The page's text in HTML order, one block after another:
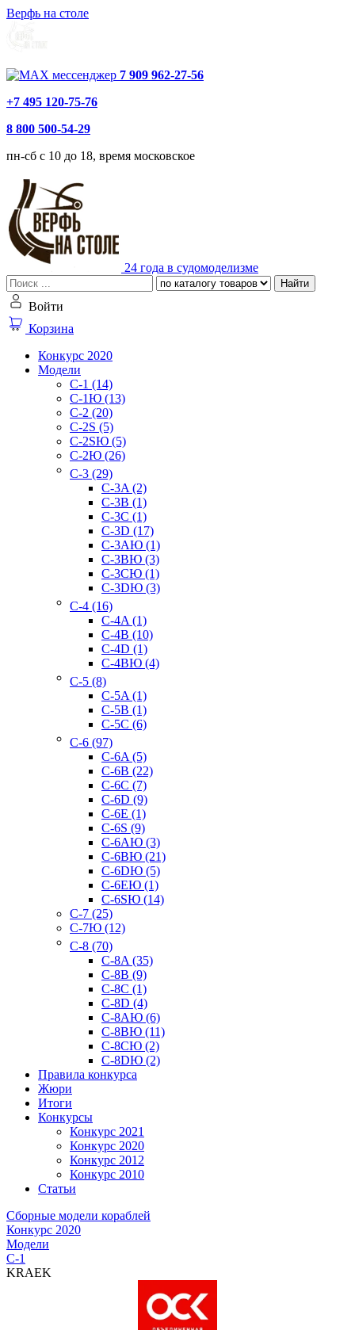
Верфь на столе
7 909 962-27-56
+7 495 120-75-76
8 800 500-54-29
пн-сб с 10 до 18, время московское
24 года в судомоделизме
Найти
Войти
Корзина
Конкурс 2020
Модели
C-1 (14)
C-1Ю (13)
C-2 (20)
C-2S (5)
C-2SЮ (5)
C-2Ю (26)
C-3 (29)
C-3A (2)
C-3B (1)
C-3C (1)
C-3D (17)
C-3AЮ (1)
C-3BЮ (3)
C-3CЮ (1)
C-3DЮ (3)
C-4 (16)
C-4A (1)
C-4B (10)
C-4D (1)
C-4BЮ (4)
C-5 (8)
C-5A (1)
C-5B (1)
C-5C (6)
C-6 (97)
C-6A (5)
C-6B (22)
C-6C (7)
C-6D (9)
C-6E (1)
C-6S (9)
C-6AЮ (3)
C-6BЮ (21)
C-6DЮ (5)
C-6EЮ (1)
C-6SЮ (14)
C-7 (25)
C-7Ю (12)
C-8 (70)
C-8A (35)
C-8B (9)
C-8C (1)
C-8D (4)
C-8AЮ (6)
C-8BЮ (11)
C-8CЮ (2)
C-8DЮ (2)
Правила конкурса
Жюри
Итоги
Конкурсы
Конкурс 2021
Конкурс 2020
Конкурс 2012
Конкурс 2010
Статьи
Сборные модели кораблей
Конкурс 2020
Модели
C-1
KRAEK